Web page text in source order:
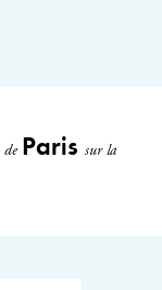
de Parissur la